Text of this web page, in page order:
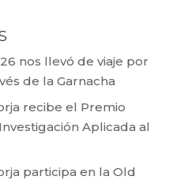
nos llevó de viaje por
de la Garnacha
recibe el Premio
Aplicada al
participa en la Old